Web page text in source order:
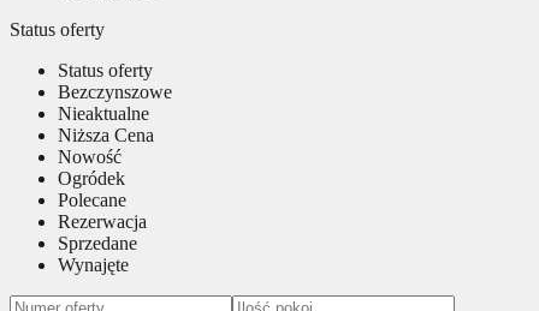
Status oferty
Status oferty
Bezczynszowe
Nieaktualne
Niższa Cena
Nowość
Ogródek
Polecane
Rezerwacja
Sprzedane
Wynajęte